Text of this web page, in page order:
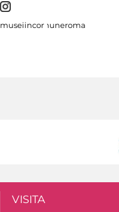
museiincomuneroma
VISITA